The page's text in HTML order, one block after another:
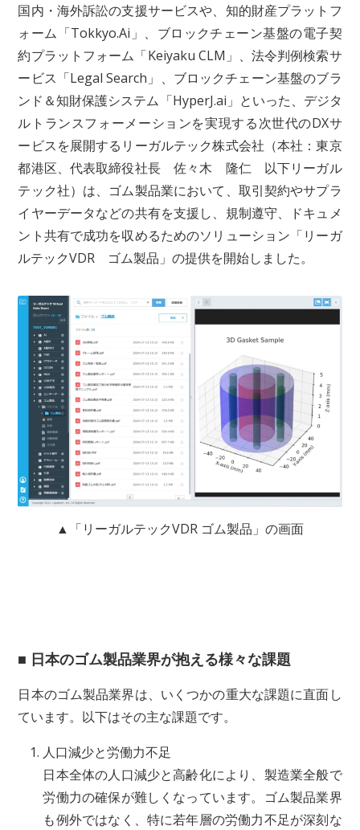
国内・海外訴訟の支援サービスや、知的財産プラットフ
ォーム「Tokkyo.Ai」、ブロックチェーン基盤の電子契
約プラットフォーム「Keiyaku CLM」、法令判例検索サ
ービス「Legal Search」、ブロックチェーン基盤のブラ
ンド＆知財保護システム「HyperJ.ai」といった、デジタ
ルトランスフォーメーションを実現する次世代のDXサ
ービスを展開するリーガルテック株式会社（本社：東京
都港区、代表取締役社長 佐々木 隆仁 以下リーガル
テック社）は、ゴム製品業において、取引契約やサプラ
イヤーデータなどの共有を支援し、規制遵守、ドキュメ
ント共有で成功を収めるためのソリューション「リーガ
ルテックVDR ゴム製品」の提供を開始しました。
▲「リーガルテックVDR ゴム製品」の画面
■ 日本のゴム製品業界が抱える様々な課題
日本のゴム製品業界は、いくつかの重大な課題に直面し
ています。以下はその主な課題です。
人口減少と労働力不足
日本全体の人口減少と高齢化により、製造業全般で
労働力の確保が難しくなっています。ゴム製品業界
も例外ではなく、特に若年層の労働力不足が深刻な